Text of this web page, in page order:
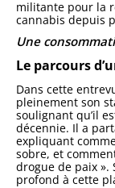
militante pour la
cannabis depuis
Une
Le parcours
Dans cette
pleinement son
soulignant qu’il
décennie. Il a
expliquant
sobre, et
drogue de paix ».
profond à cette